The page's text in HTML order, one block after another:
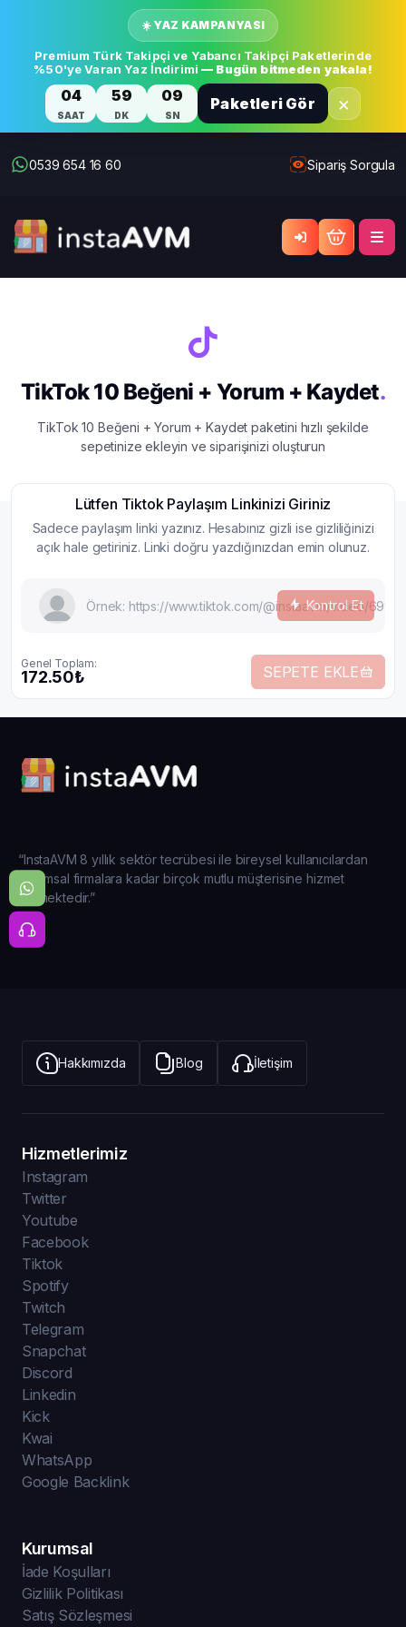
☀️ YAZ KAMPANYASI
Premium Türk Takipçi ve Yabancı Takipçi Paketlerinde
%50'ye Varan Yaz İndirimi — Bugün bitmeden yakala!
04
SAAT
59
DK
09
SN
Paketleri Gör ×
0539 654 16 60 Sipariş Sorgula
TikTok 10 Beğeni + Yorum + Kaydet.
TikTok 10 Beğeni + Yorum + Kaydet paketini hızlı şekilde
sepetinize ekleyin ve siparişinizi oluşturun
Lütfen Tiktok Paylaşım Linkinizi Giriniz
Sadece paylaşım linki yazınız. Hesabınız gizli ise gizliliğinizi
açık hale getiriniz. Linki doğru yazdığınızdan emin olunuz.
Kontrol Et
Genel Toplam:
172.50₺ SEPETE EKLE
“InstaAVM 8 yıllık sektör tecrübesi ile bireysel kullanıcılardan
kurumsal firmalara kadar birçok mutlu müşterisine hizmet
vermektedir.”
Hakkımızda Blog İletişim
Hizmetlerimiz
Instagram
Twitter
Youtube
Facebook
Tiktok
Spotify
Twitch
Telegram
Snapchat
Discord
Linkedin
Kick
Kwai
WhatsApp
Google Backlink
Kurumsal
İade Koşulları
Gizlilik Politikası
Satış Sözleşmesi